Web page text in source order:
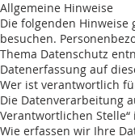
Allgemeine Hinweise
Die folgenden Hinweise
besuchen.
Thema Datenschutz
Datenerfassung auf
Wer ist verantwortlich
Die Datenverarbeitung
Verantwortlichen
Wie erfassen wir Ihre